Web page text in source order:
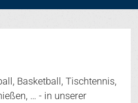
Basketball, Tischtennis,
… - in unserer